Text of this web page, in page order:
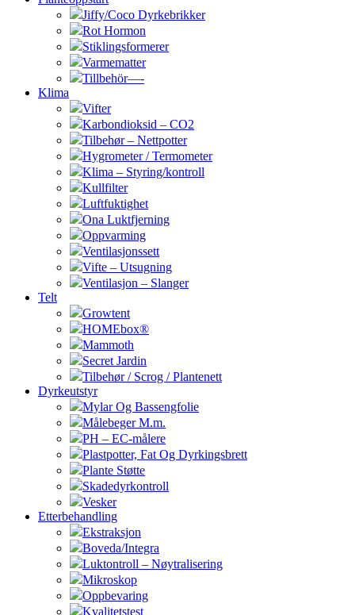
Jiffy/Coco Dyrkebrikker
Rot Hormon
Stiklingsformerer
Varmematter
Tillbehör—-
Klima
Vifter
Karbondioksid – CO2
Tilbehør – Nettpotter
Hygrometer / Termometer
Klima – Styring/kontroll
Kullfilter
Luftfuktighet
Ona Luktfjerning
Oppvarming
Ventilasjonssett
Vifte – Utsugning
Ventilasjon – Slanger
Telt
Growtent
HOMEbox®
Mammoth
Secret Jardin
Tilbehør / Scrog / Plantenett
Dyrkeutstyr
Mylar Og Bassengfolie
Målebeger M.m.
PH – EC-målere
Plastpotter, Fat Og Dyrkingsbrett
Plante Støtte
Skadedyrkontroll
Vesker
Etterbehandling
Ekstraksjon
Boveda/Integra
Luktontroll – Nøytralisering
Mikroskop
Oppbevaring
Kvalitetstest